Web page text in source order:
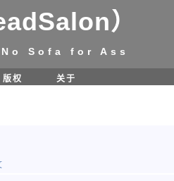
）
Sofa for Ass
版权 关于